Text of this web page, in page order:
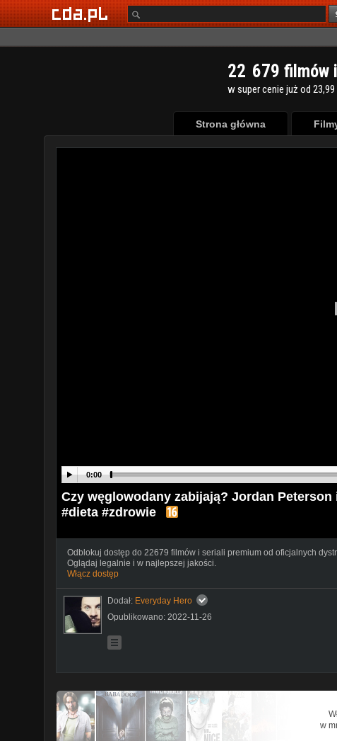
22 679 filmów
w super cenie już od
Strona główna
0:00
Czy węglowodany zabijają? Jordan
#dieta #zdrowie
Odblokuj dostęp do 22679 filmów i seriali premium od oficjalnych
Oglądaj legalnie i w najlepszej jakości.
Włącz dostęp
Dodał: Everyday Hero
Opublikowano: 2022-11-26
w